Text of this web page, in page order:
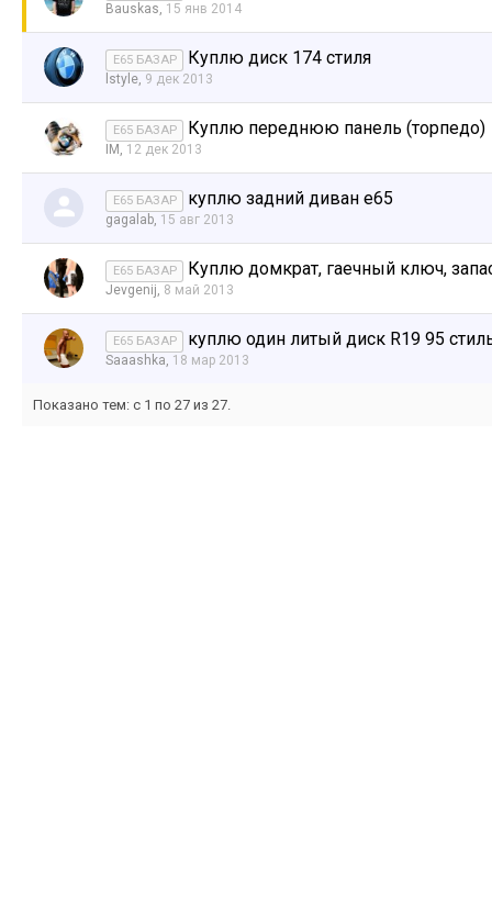
Bauskas, 15 янв 2014
E65 БАЗАР Куплю диск 174 стиля
lstyle, 9 дек 2013
E65 БАЗАР Куплю переднюю панель (торпедо)
IM , 12 дек 2013
E65 БАЗАР куплю задний диван e65
gagalab, 15 авг 2013
E65 БАЗАР Куплю домкрат, гаечный ключ,
Jevgenij, 8 май 2013
E65 БАЗАР куплю один литый диск R19 95
Saaashka, 18 мар 2013
Показано тем: с 1 по 27 из 27.